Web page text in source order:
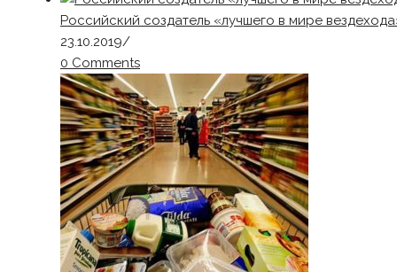
Российский создатель «лучшего в мире
23.10.2019/
0 Comments